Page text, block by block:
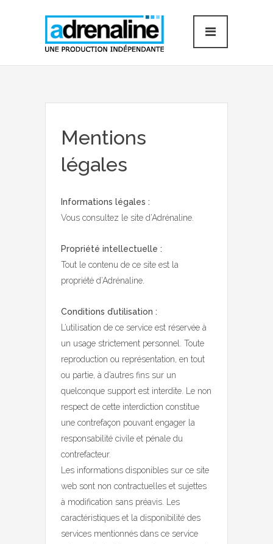
Mentions
légales
Informations légales :
Vous consultez le site d’Adrénaline.
Propriété intellectuelle :
Tout le contenu de ce site est la
propriété d’Adrénaline.
Conditions d’utilisation :
L’utilisation de ce service est réservée à
un usage strictement personnel. Toute
reproduction ou représentation, en tout
ou partie, à d’autres fins sur un
quelconque support est interdite. Le non
respect de cette interdiction constitue
une contrefaçon pouvant engager la
responsabilité civile et pénale du
contrefacteur.
Les informations disponibles sur ce site
web sont non contractuelles et sujettes
à modification sans préavis. Les
caractéristiques et la disponibilité des
services mentionnés dans ce service